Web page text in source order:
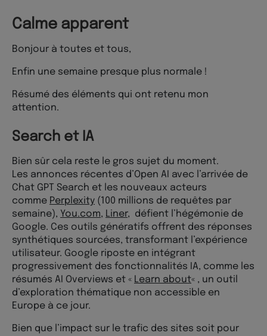
Calme apparent
Bonjour à toutes et tous,
Enfin une semaine presque plus normale !
Résumé des éléments qui ont retenu mon
attention.
Search et IA
Bien sûr cela reste le gros sujet du moment.
Les annonces récentes d’Open AI avec l’arrivée de
Chat GPT Search et les nouveaux acteurs
comme Perplexity (100 millions de requêtes par
semaine), You.com, Liner, défient l’hégémonie de
Google. Ces outils génératifs offrent des réponses
synthétiques sourcées, transformant l’expérience
utilisateur. Google riposte en intégrant
progressivement des fonctionnalités IA, comme les
résumés AI Overviews et « Learn about« , un outil
d’exploration thématique non accessible en
Europe à ce jour.
Bien que l’impact sur le trafic des sites soit pour